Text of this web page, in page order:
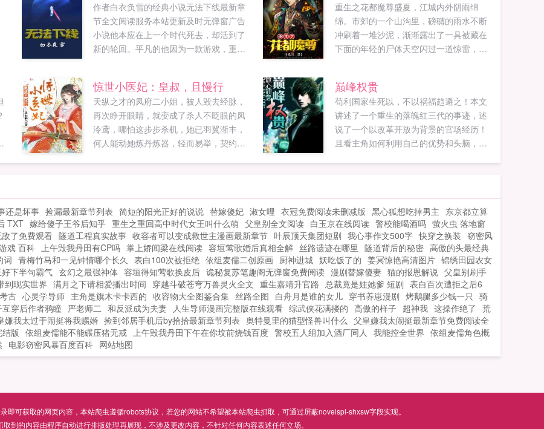
作者白衣负雪的经典小说无法下线最新章
节全文阅读服务本站更新及时无弹窗广告
小说他本应在上一个时代死去，却活到了
新的轮回。平凡的他因为一款游戏，重新
走到尽头？...
重生之花都魔尊盛夏，江城内外阴雨绵
绵。市郊的一个山沟里，磅礴的雨水不断
冲刷着一堆沙泥，渐渐露出了一具被藏在
下面的年轻的尸体天空闪过一道惊雷，一
山间爆闪出一连串的恐怖电光，连通了九
幽冥域，引来了地府的冥雷降世...
惊世小医妃：皇叔，且慢行
天纵之才的凤府二小姐，被人毁去经脉，
再次睁开眼睛，就变成了杀人不眨眼的凤
泠鸢，哪怕这步步杀机，她已羽翼渐丰，
何人能动她炼丹炼器，轻而易举，契约召
很重要的日子。凤泠鸢抽抽嘴角什么日子
更爱你的日子。说着，凤泠鸢就被阮鹤宸
扑倒了床榻上。...
巅峰权贵
苟利国家生死以，不以祸福趋避之！本文
讲述了一个重生的落魄红三代的事迹，述
说了一个以改革开放为背景的官场经历！
且看主角如何利用自己的优势和头脑，在
放心收藏！...
还是坏事 捡漏最新章节列表 简短的阳光正好的说说 替嫁傻妃 淑女哩 衣冠免费阅读未删减版 黑心狐想吃掉男主 东京都立算
TXT 嫁给傻子王爷后知乎 重生之重回高中时代女王叫什么萌 父皇别全文阅读 白玉京在线阅读 警校能喝酒吗 萤火虫 落地窗
了免费观看 隧道工程真实故事 收容者可以变成救世主漫画最新章节 叶辰顶天集团短剧 我心事作文500字 快穿之换装 窃密风
戏 百科 上午毁我丹田有CP吗 掌上娇闻梁在线阅读 容垣莺歌婚后真相全解 丝路遗迹在哪里 隧道背后的秘密 高傲的头最经典
词 青梅竹马和一见钟情哪个长久 表白100次被拒绝 依组麦儒二创原画 厨神进城 妖吃饭了的 姜冥惊艳高清图片 锦绣田园农女
下半句霸气 玄幻之最强神体 容垣得知莺歌换皮后 诡秘复苏笔趣阁无弹窗免费阅读 漫剧替嫁傻妻 猫的报恩解说 父皇别刷手
到现实世界 满月之下请相爱播出时间 穿越斗破苍穹万兽灵火全文 重生嘉靖升官路 总裁竟是娃她爹 短剧 表白百次遭拒之后6
古 心灵学导师 主角是旗木卡卡西的 收容物大全图鉴合集 丝路全图 白舟月是谁的女儿 穿书养崽漫剧 烤鹅腿多少钱一只 骑
穿后作者鸦瞳 严老师二 和反派成为夫妻 人生导师漫画完整版在线观看 综武侠花满搂的 高傲的样子 超神我 这操作绝了 荒
嫌我太过于闹挺将我赐婚 捡到邻居手机后by拾拾最新章节列表 奥特曼里的猫型怪兽叫什么 父皇嫌我太闹挺最新章节免费阅读全
版 依组麦儒能不能碾压猪无戒 上午毁我丹田下午在你坟前烧钱百度 警校五人组加入酒厂同人 我能控全世界 依组麦儒角色概
电影窃密风暴百度百科 网站地图
即可获取的网页内容，本站爬虫遵循robots协议，若您的网站不希望被本站爬虫抓取，可通过屏蔽novelspi-shxsw字段实现。
取到的内容由程序自动进行排版处理再展现，不涉及更改内容，不针对任何内容表述任何立场。